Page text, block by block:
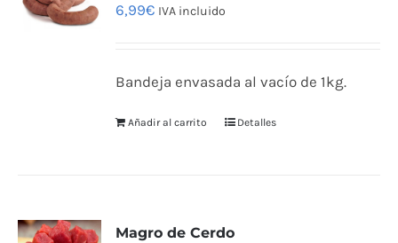
6,99€ IVA incluido
Bandeja envasada al vacío de 1kg.
Añadir al carrito Detalles
Magro de Cerdo